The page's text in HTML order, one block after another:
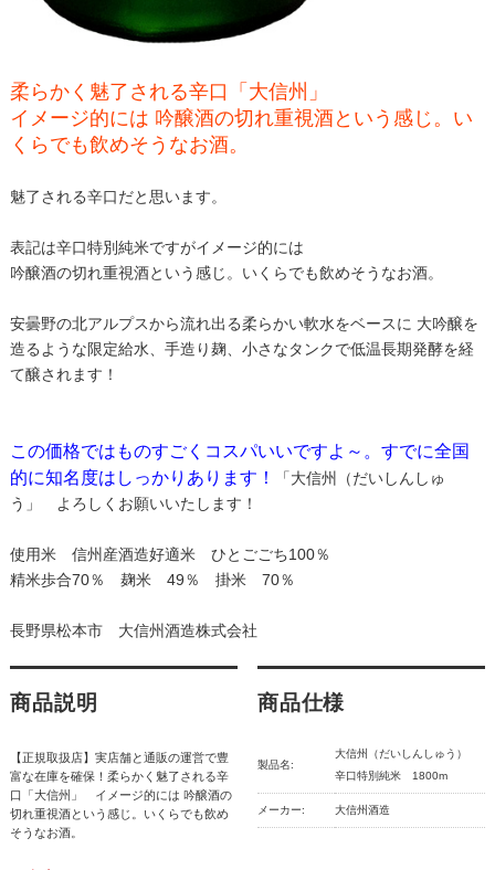
柔らかく魅了される辛口「大信州」
イメージ的には 吟醸酒の切れ重視酒という感じ。い
くらでも飲めそうなお酒。
魅了される辛口だと思います。
表記は辛口特別純米ですがイメージ的には
吟醸酒の切れ重視酒という感じ。いくらでも飲めそうなお酒。
安曇野の北アルプスから流れ出る柔らかい軟水をベースに 大吟醸を
造るような限定給水、手造り麹、小さなタンクで低温長期発酵を経
て醸されます！
この価格ではものすごくコスパいいですよ～。すでに全国
的に知名度はしっかりあります！
「大信州（だいしんしゅ
う」 よろしくお願いいたします！
使用米 信州産酒造好適米 ひとごごち100％
精米歩合70％ 麹米 49％ 掛米 70％
長野県松本市 大信州酒造株式会社
商品説明
【正規取扱店】実店舗と通販の運営で豊
富な在庫を確保！柔らかく魅了される辛
口「大信州」 イメージ的には 吟醸酒の
切れ重視酒という感じ。いくらでも飲め
そうなお酒。
商品仕様
製品名:
大信州（だいしんしゅう）
辛口特別純米 1800m
メーカー: 大信州酒造